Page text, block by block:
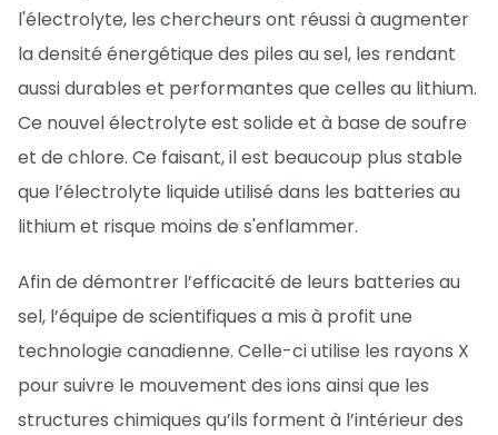
l'électrolyte, les chercheurs ont réussi à augmenter
la densité énergétique des piles au sel, les rendant
aussi durables et performantes que celles au lithium.
Ce nouvel électrolyte est solide et à base de soufre
et de chlore. Ce faisant, il est beaucoup plus stable
que l’électrolyte liquide utilisé dans les batteries au
lithium et risque moins de s'enflammer.
Afin de démontrer l’efficacité de leurs batteries au
sel, l’équipe de scientifiques a mis à profit une
technologie canadienne. Celle-ci utilise les rayons X
pour suivre le mouvement des ions ainsi que les
structures chimiques qu’ils forment à l’intérieur des